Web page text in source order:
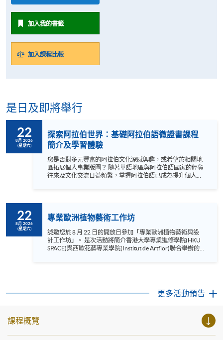
加入我的書籤
加入課程比較
是日及即將舉行
22
8月 2026
(星期六)
探索阿拉伯世界：基礎阿拉伯語微證書課程
簡介及學習體驗
您是否對多元豐富的阿拉伯文化深感興趣，或希望於相關地
區拓展個人事業版圖？ 隨著華語地區與阿拉伯語國家的經貿
往來及文化交流日益頻繁，掌握阿拉伯語已成為提升個人競
可獲發還款項的名單，是次簡介會讓您掌握其課程大綱、評
核要求等等； 趣味學習體驗： 由導師帶領進行互動式「課堂
體驗」，親身感受阿拉伯字母的奧妙、嘗試最基礎的日常問
候語（如自我介紹與問好），並練習基本發音； 探索阿拉伯
文化： 您可以了解多一點阿拉伯世界的風土人情、基本社交
22
8月 2026
(星期六)
專業歐洲植物藝術工作坊
誠邀您於 8 月 22 日的開放日參加「專業歐洲植物藝術與設
計工作坊」。 是次活動將簡介香港大學專業進修學院(HKU
SPACE)與西歐花藝專業學院(Institut de Artflor)聯合舉辦的
閒美術工作坊，而是一節結構嚴謹的體驗課程，旨在讓您具
體了解及親身體驗文憑級別的植物藝術專業培訓。工作坊名
更多活動預告
課程概覽